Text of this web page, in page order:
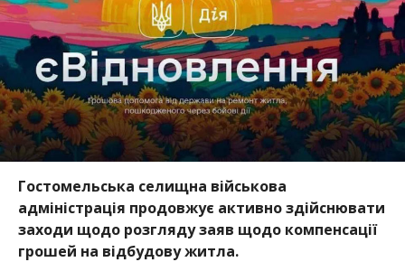
Гостомельська селищна військова
адміністрація продовжує активно здійснювати
заходи щодо розгляду заяв щодо компенсації
грошей на відбудову житла.